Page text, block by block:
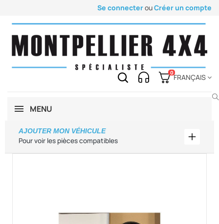
Se connecterouCréer un compte
0
FRANÇAIS
MENU
Pour voir les pièces compatibles
AJOUTER MON VÉHICULE